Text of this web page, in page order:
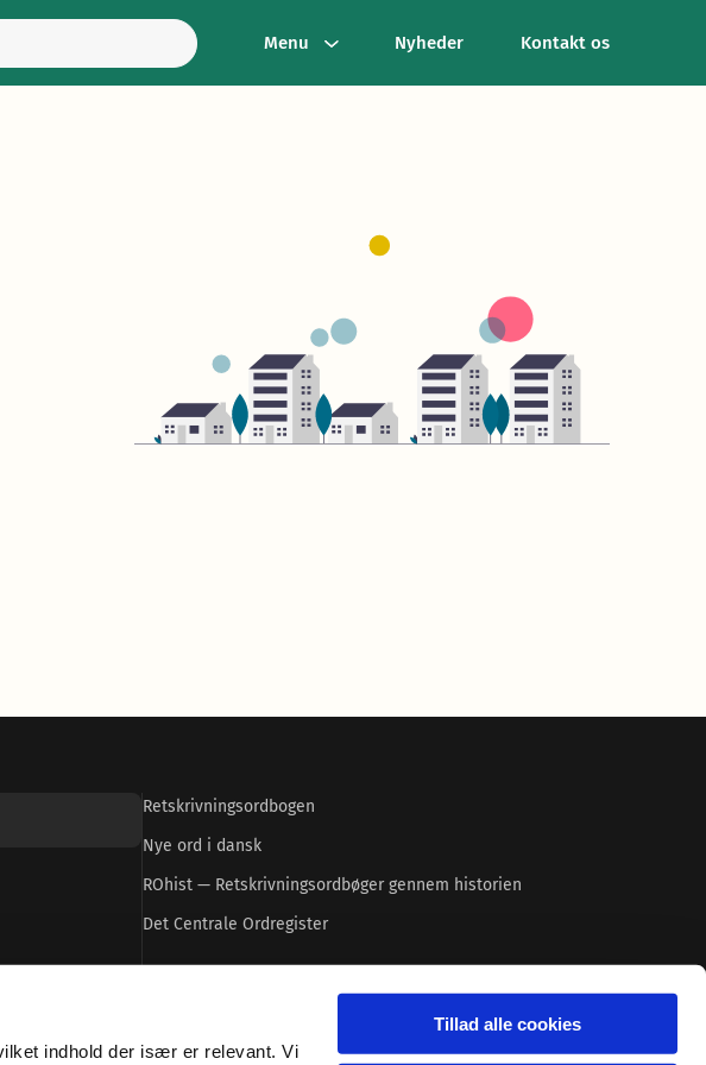
indhold der især er relevant. Vi
Tillad alle cookies
Menu Nyheder Kontakt os
Retskrivningsordbogen
Nye ord i dansk
ROhist — Retskrivningsordbøger gennem historien
Det Centrale Ordregister